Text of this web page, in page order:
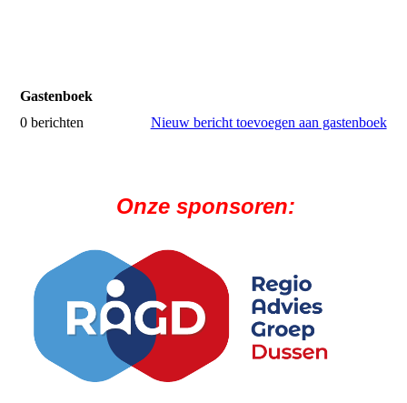
Gastenboek
0 berichten
Nieuw bericht toevoegen aan gastenboek
Onze sponsoren: